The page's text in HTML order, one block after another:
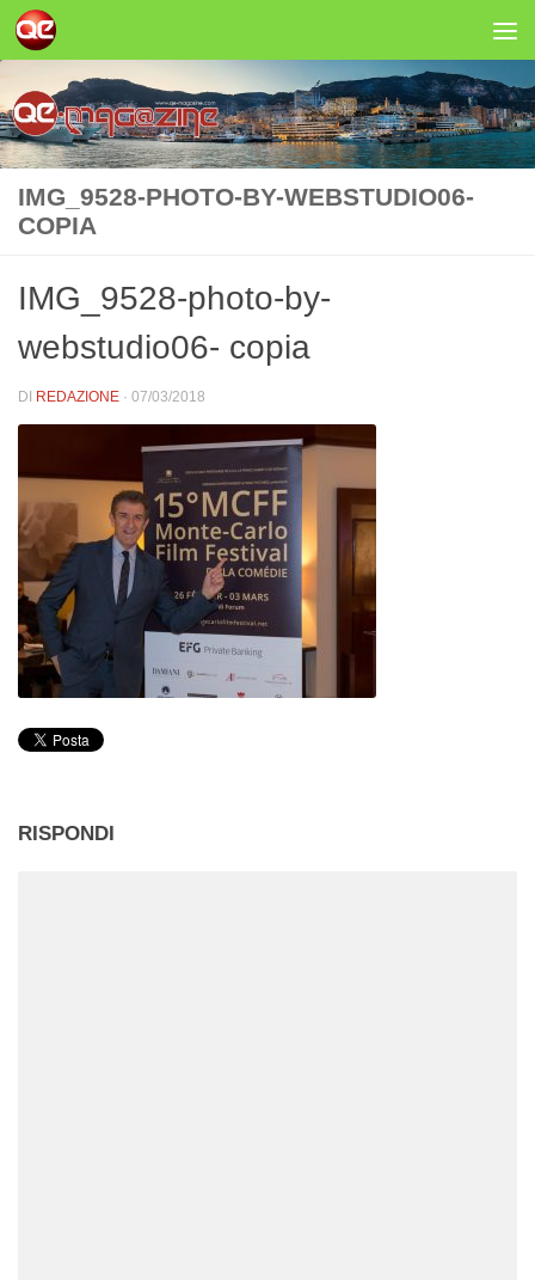
Salta al contenuto
IMG_9528-PHOTO-BY-WEBSTUDIO06-
COPIA
IMG_9528-photo-by-
webstudio06- copia
DI REDAZIONE · 07/03/2018
RISPONDI